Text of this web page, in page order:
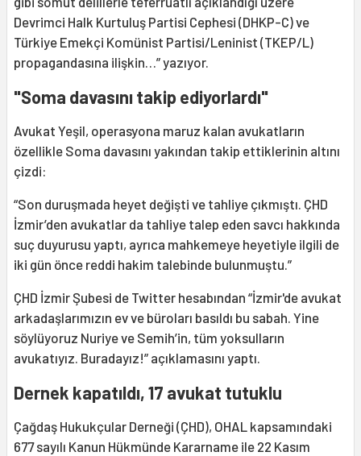
Devrimci Halk Kurtuluş Partisi Cephesi (DHKP-C) ve
Türkiye Emekçi Komünist Partisi/Leninist (TKEP/L)
propagandasına ilişkin…” yazıyor.
"Soma davasını takip ediyorlardı"
Avukat Yeşil, operasyona maruz kalan avukatların
özellikle Soma davasını yakından takip ettiklerinin altını
çizdi:
“Son duruşmada heyet değişti ve tahliye çıkmıştı. ÇHD
İzmir’den avukatlar da tahliye talep eden savcı hakkında
suç duyurusu yaptı, ayrıca mahkemeye heyetiyle ilgili de
iki gün önce reddi hakim talebinde bulunmuştu.”
ÇHD İzmir Şubesi de Twitter hesabından “İzmir'de avukat
arkadaşlarımızın ev ve büroları basıldı bu sabah. Yine
söylüyoruz Nuriye ve Semih’in, tüm yoksulların
avukatıyız. Buradayız!” açıklamasını yaptı.
Dernek kapatıldı, 17 avukat tutuklu
Çağdaş Hukukçular Derneği (ÇHD), OHAL kapsamındaki
677 sayılı Kanun Hükmünde Kararname ile 22 Kasım